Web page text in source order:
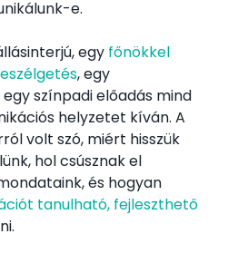
e.
egy főnökkel
, egy
színpadi előadás mind
helyzetet kíván. A
volt szó, miért hisszük
hol csúsznak el
és hogyan
tanulható, fejleszthető